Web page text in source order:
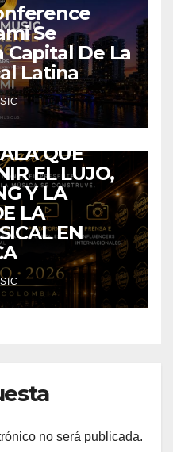
Se
Capital De La
Latina
EVENTOS MEDELLIN
2026: EL
QUE
EL LUJO,
Y LA
LA
EN
no será publicada.